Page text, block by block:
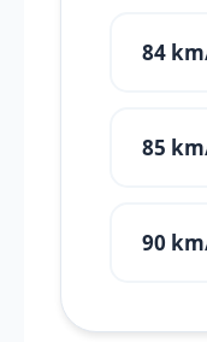
84
85
90